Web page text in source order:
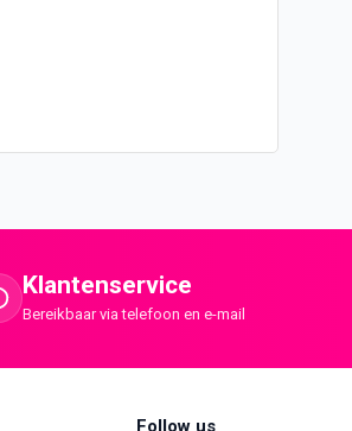
Klantenservice
Bereikbaar via telefoon en e-mail
Follow us